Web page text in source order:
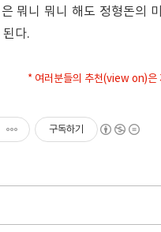
뭐니 뭐니 해도 정형돈의
된다.
* 여러분들의 추천(view on)은
구독하기